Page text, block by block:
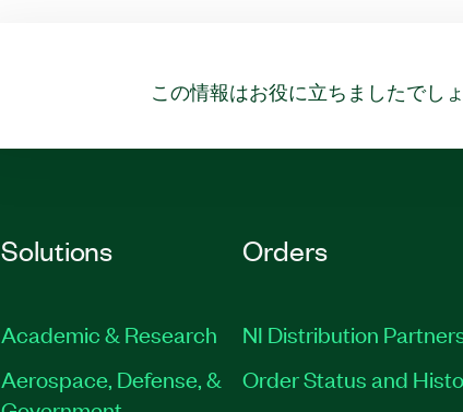
この情報はお役に立ちましたでしょ
Solutions
Academic & Research
Aerospace, Defense, &
Orders
NI Distribution
Order Status and